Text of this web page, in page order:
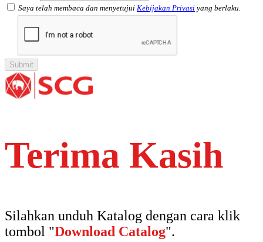
Saya telah membaca dan menyetujui Kebijakan Privasi yang berlaku.
Terima Kasih
Silahkan unduh Katalog dengan cara klik
tombol "Download Catalog".